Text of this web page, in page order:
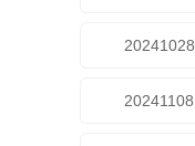
20241028
20241108